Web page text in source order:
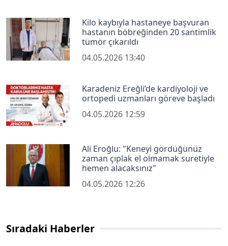
Kilo kaybıyla hastaneye başvuran
hastanın böbreğinden 20 santimlik
tümör çıkarıldı
04.05.2026 13:40
Karadeniz Ereğli’de kardiyoloji ve
ortopedi uzmanları göreve başladı
04.05.2026 12:59
Ali Eroğlu: "Keneyi gördüğünüz
zaman çıplak el olmamak suretiyle
hemen alacaksınız"
04.05.2026 12:26
Sıradaki Haberler